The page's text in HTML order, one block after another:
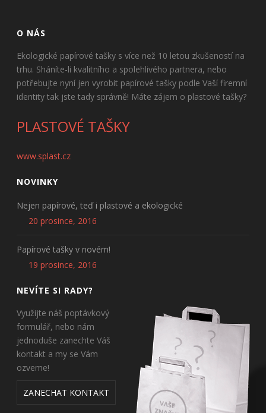
O NÁS
Ekologické papírové tašky s více než 10 letou zkušeností na
trhu. Sháníte-li kvalitního a spolehlivého partnera, nebo
potřebujte nyní jen vyrobit papírové tašky podle Vaší firemní
identity tak jste tady správně! Máte zájem o plastové tašky?
PLASTOVÉ TAŠKY
www.splast.cz
NOVINKY
Nejen papírové, teď i plastové a ekologické
20 prosince, 2016
Papírové tašky v novém!
19 prosince, 2016
NEVÍTE SI RADY?
Využijte náš poptávkový
formulář, nebo nám
jednoduše zanechte Váš
kontakt a my se Vám
ozveme!
ZANECHAT KONTAKT